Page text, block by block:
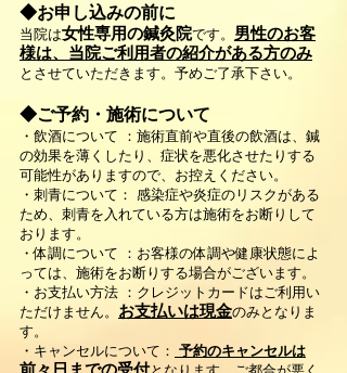
◆お申し込みの前に
当院は女性専用の鍼灸院です。 男性のお客
様は、当院ご利用者の紹介がある方のみ
とさせていただきます。予めご了承下さい。
◆ご予約・施術について
・飲酒について ：施術直前や直後の飲酒は、鍼
の効果を薄くしたり、症状を悪化させたりする
可能性がありますので、お控えください。
・刺青について： 感染症や炎症のリスクがある
ため、刺青を入れている方は施術をお断りして
おります。
・体調について ：お客様の体調や健康状態によ
っては、施術をお断りする場合がございます。
・お支払い方法 ：クレジットカードはご利用い
ただけません。 お支払いは現金のみとなりま
す。
・キャンセルについて： 予約のキャンセルは